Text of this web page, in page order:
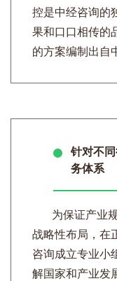
控是中经咨询的
果和口口相传的
的方案编制出自
针对不
务体系
为保证产业规
战略性布局，在
咨询成立专业小
解国家和产业发